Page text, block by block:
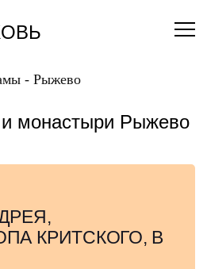
- Рыжево
монастыри Рыжево
КРИТСКОГО, В